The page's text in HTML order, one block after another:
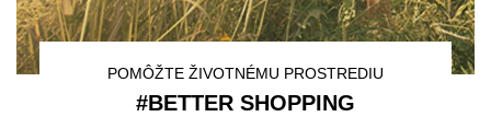
POMÔŽTE ŽIVOTNÉMU PROSTREDIU
#BETTER SHOPPING